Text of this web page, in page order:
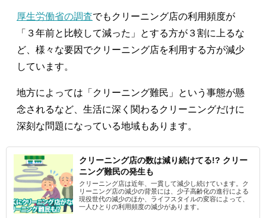
厚生労働省の調査でもクリーニング店の利用頻度が
「３年前と比較して減った」とする方が３割に上るな
ど、様々な要因でクリーニング店を利用する方が減少
しています。
地方によっては「クリーニング難民」という事態が懸
念されるなど、生活に深く関わるクリーニングだけに
深刻な問題になっている地域もあります。
クリーニング店の数は減り続けてる!? クリー
ニング難民の発生も
クリーニング店は近年、一貫して減少し続けています。ク
リーニング店の減少の背景には、少子高齢化の進行による
現役世代の減少のほか、ライフスタイルの変容によって、
一人ひとりの利用頻度の減少があります。